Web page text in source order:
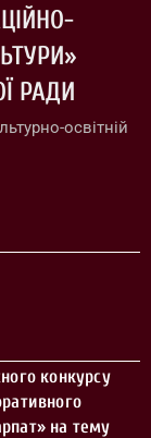
РАДИ
освітній
конкурсу
на тему